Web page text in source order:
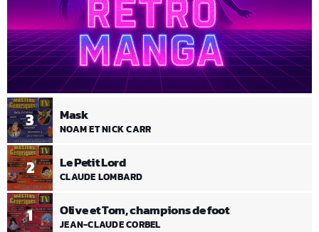
1 Olive et Tom, champions de foot
JEAN-CLAUDE CORBEL
2 Le Petit Lord
CLAUDE LOMBARD
3 Mask
NOAM ET NICK CARR